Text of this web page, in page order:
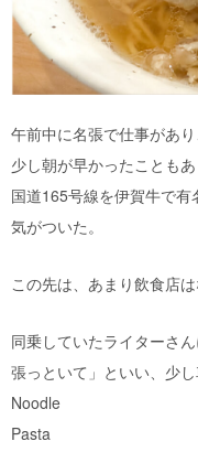
午前中に名張で仕事があ
少し朝が早かったことも
国道165号線を伊賀牛で有
気がついた。
この先は、あまり飲食店は
同乗していたライターさ
張っといて」といい、少
Noodle
Pasta